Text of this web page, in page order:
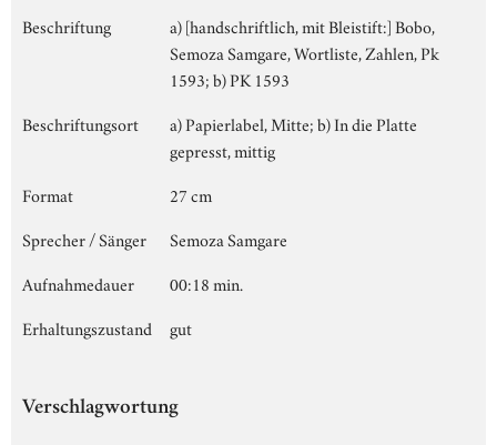
Beschriftung
a) [handschriftlich, mit Bleistift:] Bobo,
Semoza Samgare, Wortliste, Zahlen, Pk
1593; b) PK 1593
Beschriftungsort
a) Papierlabel, Mitte; b) In die Platte
gepresst, mittig
Format
27 cm
Sprecher / Sänger
Semoza Samgare
Aufnahmedauer
00:18 min.
Erhaltungszustand
gut
Verschlagwortung